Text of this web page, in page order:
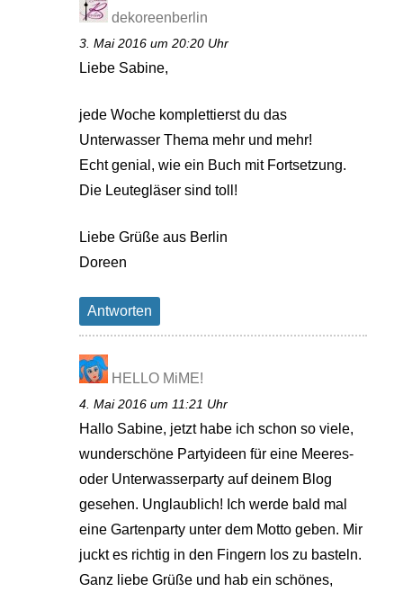
dekoreenberlin
3. Mai 2016 um 20:20 Uhr
Liebe Sabine,
jede Woche komplettierst du das
Unterwasser Thema mehr und mehr!
Echt genial, wie ein Buch mit Fortsetzung.
Die Leutegläser sind toll!
Liebe Grüße aus Berlin
Doreen
Antworten
HELLO MiME!
4. Mai 2016 um 11:21 Uhr
Hallo Sabine, jetzt habe ich schon so viele,
wunderschöne Partyideen für eine Meeres-
oder Unterwasserparty auf deinem Blog
gesehen. Unglaublich! Ich werde bald mal
eine Gartenparty unter dem Motto geben. Mir
juckt es richtig in den Fingern los zu basteln.
Ganz liebe Grüße und hab ein schönes,